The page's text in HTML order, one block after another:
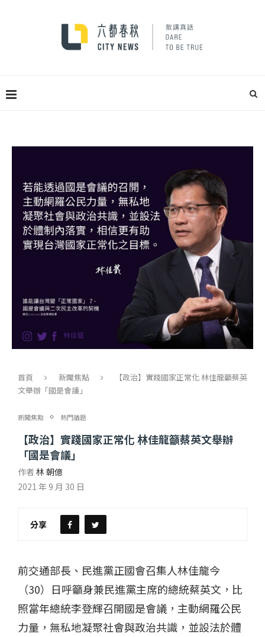
首頁 新聞焦點
【政治】實踐國家正常化 林佳龍籲蔡英
文舉辦「國是會議」
新聞焦點 熱門議題
【政治】實踐國家正常化 林佳龍籲蔡英文舉辦
「國是會議」
作者 林 朝億
2021 年 9 月 30 日
分享
前交通部長、民進黨正國會召集人林佳龍今
（30）日呼籲身兼民進黨主席的總統蔡英文，比
照當年總統李登輝召開國是會議，主動網羅公民
力量，無私地凝聚社會與政治共識，並設法於體